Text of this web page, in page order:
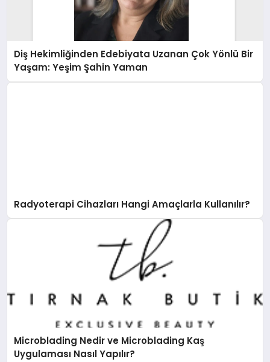
Diş Hekimliğinden Edebiyata Uzanan Çok Yönlü Bir
Yaşam: Yeşim Şahin Yaman
Radyoterapi Cihazları Hangi Amaçlarla Kullanılır?
Microblading Nedir ve Microblading Kaş
Uygulaması Nasıl Yapılır?